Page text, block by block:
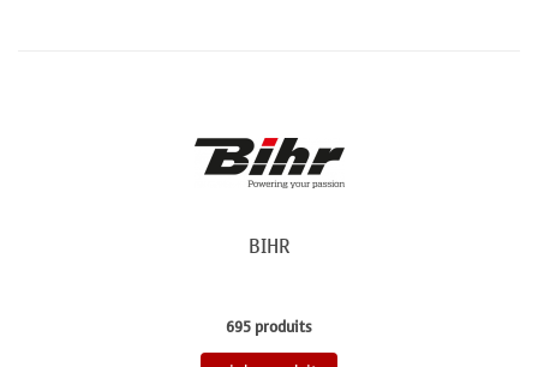
BIHR
695 produits